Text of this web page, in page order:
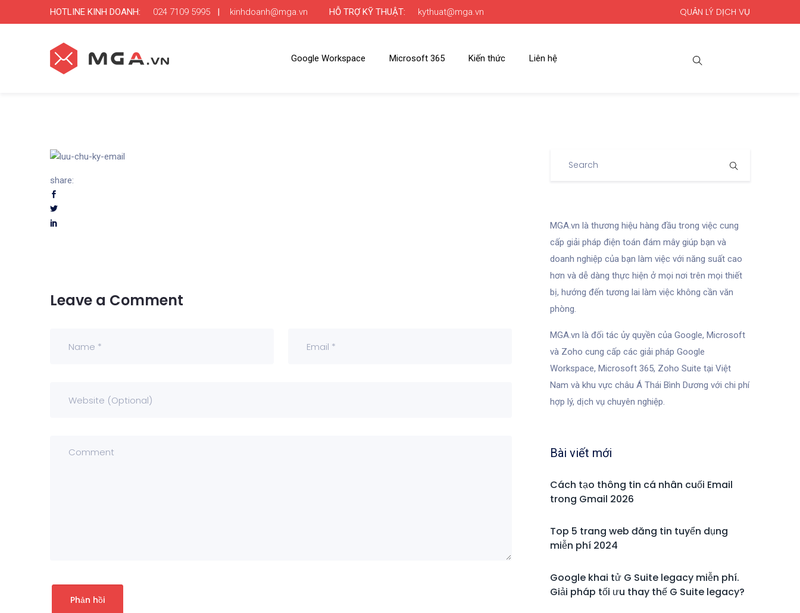
HOTLINE KINH DOANH: 024 7109 5995 | kinhdoanh@mga.vn HỖ TRỢ KỸ THUẬT: kythuat@mga.vn QUẢN LÝ DỊCH VỤ
Google Workspace Microsoft 365 Kiến thức Liên hệ
share:
Leave a Comment
MGA.vn là thương hiệu hàng đầu trong việc cung
cấp giải pháp điện toán đám mây giúp bạn và
doanh nghiệp của bạn làm việc với năng suất cao
hơn và dễ dàng thực hiện ở mọi nơi trên mọi thiết
bị, hướng đến tương lai làm việc không cần văn
phòng.
MGA.vn là đối tác ủy quyền của Google, Microsoft
và Zoho cung cấp các giải pháp Google
Workspace, Microsoft 365, Zoho Suite tại Việt
Nam và khu vực châu Á Thái Bình Dương với chi phí
hợp lý, dịch vụ chuyên nghiệp.
Bài viết mới
Cách tạo thông tin cá nhân cuối Email
trong Gmail 2026
Top 5 trang web đăng tin tuyển dụng
miễn phí 2024
Google khai tử G Suite legacy miễn phí.
Giải pháp tối ưu thay thế G Suite legacy?